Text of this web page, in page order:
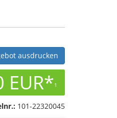
ausdrucken
EUR*1
101-22320045